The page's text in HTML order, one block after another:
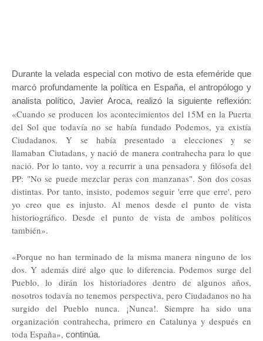
Durante la velada especial con motivo de esta efeméride que
marcó profundamente la política en España, el antropólogo y
analista político, Javier Aroca, realizó la siguiente reflexión:
«Cuando se producen los acontecimientos del 15M en la Puerta
del Sol que todavía no se había fundado Podemos, ya existía
Ciudadanos. Y se había presentado a elecciones y se
llamaban Ciutadans, y nació de manera contrahecha para lo que
nació. Por lo tanto, voy a recurrir a una pensadora y filósofa del
PP: "No se puede mezclar peras con manzanas". Son dos cosas
distintas. Por tanto, insisto, podemos seguir 'erre que erre', pero
yo creo que es injusto. Al menos desde el punto de vista
historiográfico. Desde el punto de vista de ambos políticos
también».
«Porque no han terminado de la misma manera ninguno de los
dos. Y además diré algo que lo diferencia. Podemos surge del
Pueblo, lo dirán los historiadores dentro de algunos años,
nosotros todavía no tenemos perspectiva, pero Ciudadanos no ha
surgido del Pueblo nunca. ¡Nunca!. Siempre ha sido una
organización contrahecha, primero en Catalunya y después en
toda España», continúa.